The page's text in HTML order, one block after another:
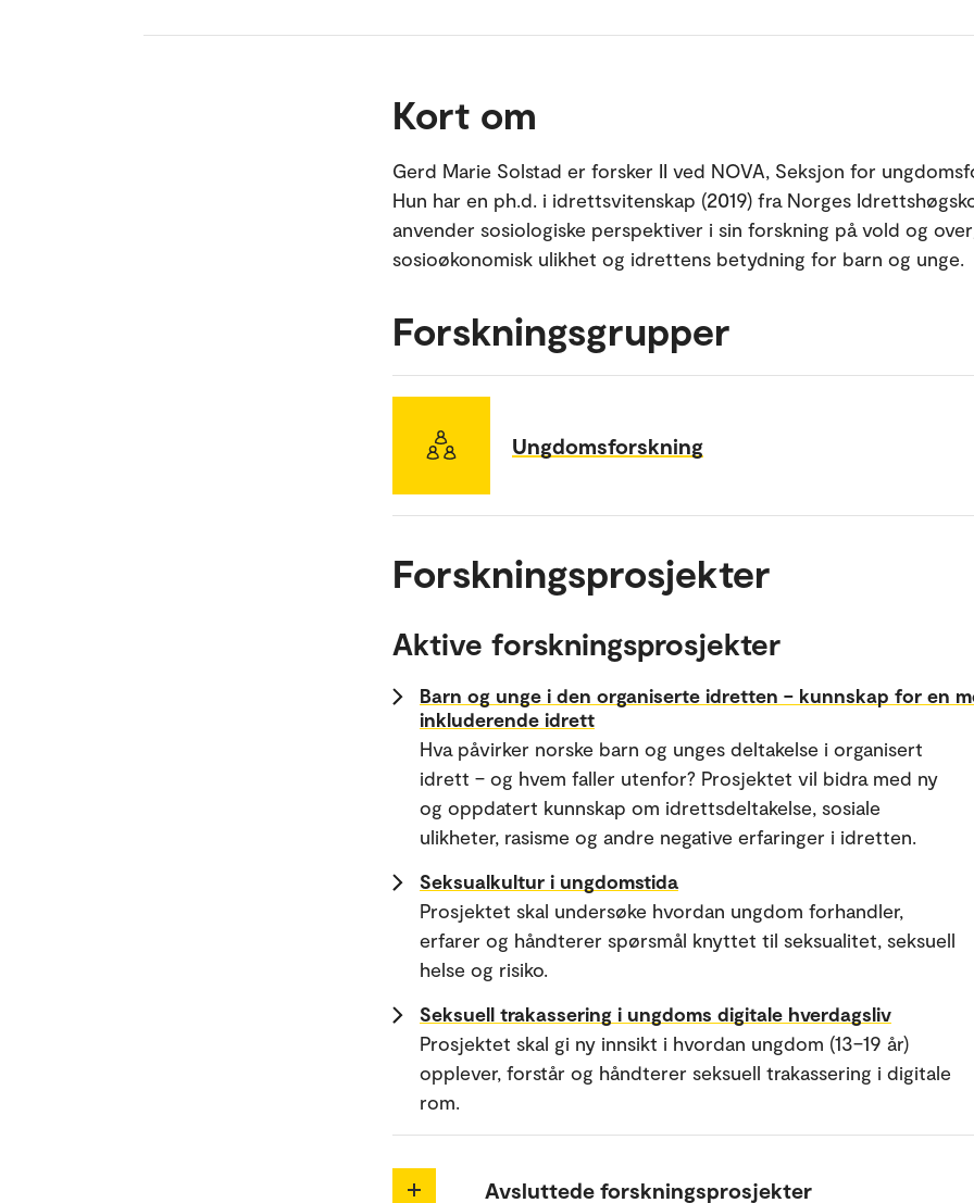
Kort om
Gerd Marie Solstad er forsker II ved NOVA, Seksjon for
Hun har en ph.d. i idrettsvitenskap (2019) fra Norges
anvender sosiologiske perspektiver i sin forskning på vold og
sosioøkonomisk ulikhet og idrettens betydning for barn og unge.
Forskningsgrupper
Ungdomsforskning
Forskningsprosjekter
Aktive forskningsprosjekter
Barn og unge i den organiserte idretten – kunnskap for en
inkluderende idrett
Hva påvirker norske barn og unges deltakelse i organisert
idrett – og hvem faller utenfor? Prosjektet vil bidra med ny
og oppdatert kunnskap om idrettsdeltakelse, sosiale
ulikheter, rasisme og andre negative erfaringer i idretten.
Seksualkultur i ungdomstida
Prosjektet skal undersøke hvordan ungdom forhandler,
erfarer og håndterer spørsmål knyttet til seksualitet, seksuell
helse og risiko.
Seksuell trakassering i ungdoms digitale hverdagsliv
Prosjektet skal gi ny innsikt i hvordan ungdom (13–19 år)
opplever, forstår og håndterer seksuell trakassering i digitale
rom.
Avsluttede forskningsprosjekter